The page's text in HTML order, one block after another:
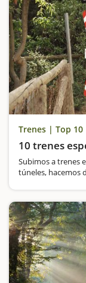
Trenes | Top 10
10 trenes
Subimos a trenes
túneles, hacemos